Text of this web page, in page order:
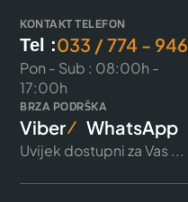
KONTAKT TELEFON
Tel :033 / 774 - 946
Pon - Sub : 08:00h -
17:00h
BRZA PODRŠKA
Viber WhatsApp
Uvijek dostupni za Vas ...